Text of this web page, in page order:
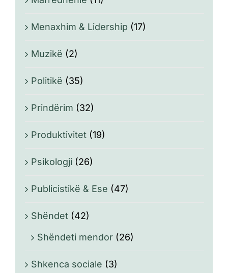
Menaxhim & Lidership (17)
Muzikë (2)
Politikë (35)
Prindërim (32)
Produktivitet (19)
Psikologji (26)
Publicistikë & Ese (47)
Shëndet (42)
Shëndeti mendor (26)
Shkenca sociale (3)